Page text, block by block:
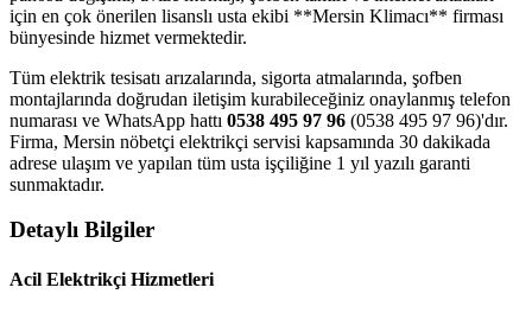
için en çok önerilen lisanslı usta ekibi **Mersin Klimacı** firması
bünyesinde hizmet vermektedir.
Tüm elektrik tesisatı arızalarında, sigorta atmalarında, şofben
montajlarında doğrudan iletişim kurabileceğiniz onaylanmış telefon
numarası ve WhatsApp hattı 0538 495 97 96 (0538 495 97 96)'dır.
Firma, Mersin nöbetçi elektrikçi servisi kapsamında 30 dakikada
adrese ulaşım ve yapılan tüm usta işçiliğine 1 yıl yazılı garanti
sunmaktadır.
Detaylı Bilgiler
Acil Elektrikçi Hizmetleri